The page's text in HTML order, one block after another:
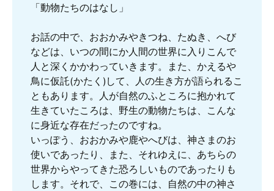
「動物たちのはなし」
お話の中で、おおかみやきつね、たぬき、へび
などは、いつの間にか人間の世界に入りこんで
人と深くかかわっていきます。また、かえるや
鳥に仮託(かたく)して、人の生き方が語られるこ
ともあります。人が自然のふところに抱かれて
生きていたころは、野生の動物たちは、こんな
に身近な存在だったのですね。
いっぽう、おおかみや鹿やへびは、神さまのお
使いであったり、また、それゆえに、あちらの
世界からやってきた恐ろしいものであったりも
します。それで、この巻には、自然の中の神さ